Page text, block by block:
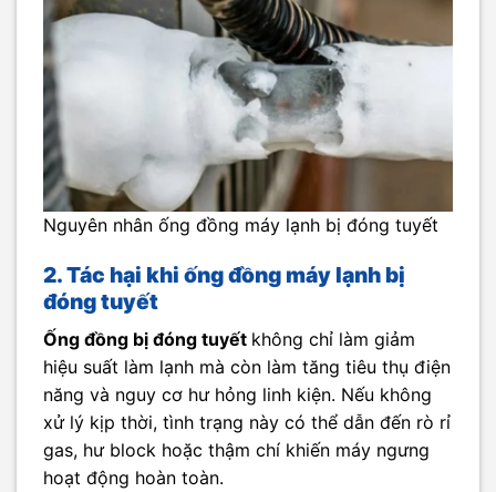
Nguyên nhân ống đồng máy lạnh bị đóng tuyết
2. Tác hại khi ống đồng máy lạnh bị
đóng tuyết
Ống đồng bị đóng tuyết không chỉ làm giảm
hiệu suất làm lạnh mà còn làm tăng tiêu thụ điện
năng và nguy cơ hư hỏng linh kiện. Nếu không
xử lý kịp thời, tình trạng này có thể dẫn đến rò rỉ
gas, hư block hoặc thậm chí khiến máy ngưng
hoạt động hoàn toàn.